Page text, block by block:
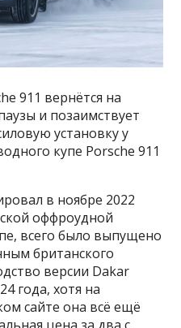
911 вернётся на
и позаимствует
установку у
купе Porsche 911
в ноябре 2022
оффроудной
всего было выпущено
британского
версии Dakar
года, хотя на
сайте она всё ещё